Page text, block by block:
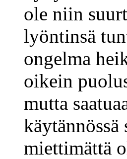
ole niin
lyöntinsä
ongelma
oikein
mutta
miettimättä